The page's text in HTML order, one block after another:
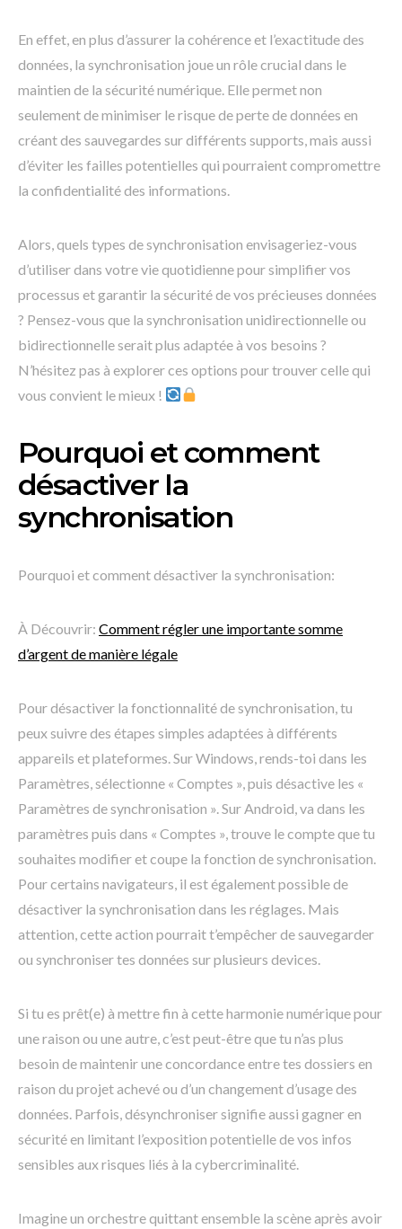
En effet, en plus d’assurer la cohérence et l’exactitude des
données, la synchronisation joue un rôle crucial dans le
maintien de la sécurité numérique. Elle permet non
seulement de minimiser le risque de perte de données en
créant des sauvegardes sur différents supports, mais aussi
d’éviter les failles potentielles qui pourraient compromettre
la confidentialité des informations.
Alors, quels types de synchronisation envisageriez-vous
d’utiliser dans votre vie quotidienne pour simplifier vos
processus et garantir la sécurité de vos précieuses données
? Pensez-vous que la synchronisation unidirectionnelle ou
bidirectionnelle serait plus adaptée à vos besoins ?
N’hésitez pas à explorer ces options pour trouver celle qui
vous convient le mieux !
Pourquoi et comment
désactiver la
synchronisation
Pourquoi et comment désactiver la synchronisation:
À Découvrir: Comment régler une importante somme
d’argent de manière légale
Pour désactiver la fonctionnalité de synchronisation, tu
peux suivre des étapes simples adaptées à différents
appareils et plateformes. Sur Windows, rends-toi dans les
Paramètres, sélectionne « Comptes », puis désactive les «
Paramètres de synchronisation ». Sur Android, va dans les
paramètres puis dans « Comptes », trouve le compte que tu
souhaites modifier et coupe la fonction de synchronisation.
Pour certains navigateurs, il est également possible de
désactiver la synchronisation dans les réglages. Mais
attention, cette action pourrait t’empêcher de sauvegarder
ou synchroniser tes données sur plusieurs devices.
Si tu es prêt(e) à mettre fin à cette harmonie numérique pour
une raison ou une autre, c’est peut-être que tu n’as plus
besoin de maintenir une concordance entre tes dossiers en
raison du projet achevé ou d’un changement d’usage des
données. Parfois, désynchroniser signifie aussi gagner en
sécurité en limitant l’exposition potentielle de vos infos
sensibles aux risques liés à la cybercriminalité.
Imagine un orchestre quittant ensemble la scène après avoir